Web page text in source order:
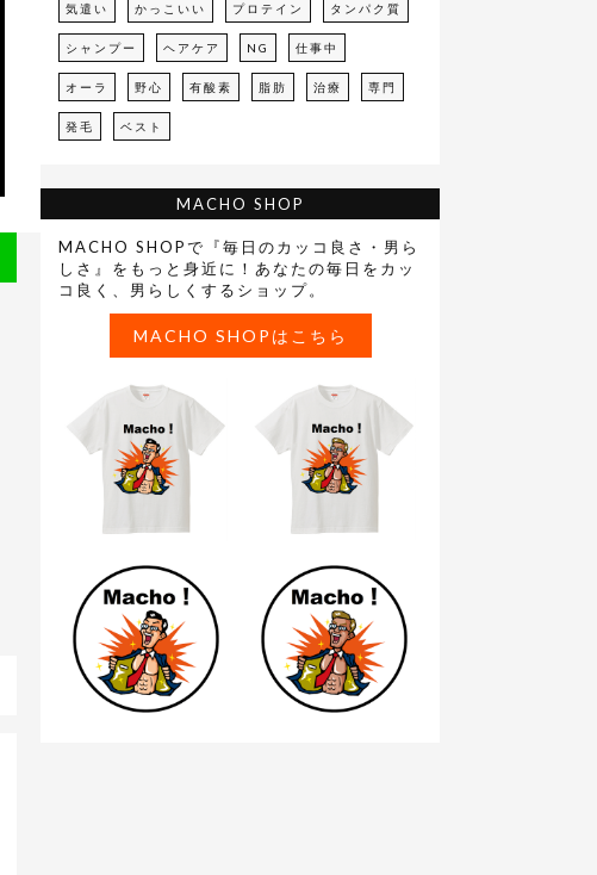
気遣い かっこいい プロテイン タンパク質
シャンプー ヘアケア NG 仕事中
オーラ 野心 有酸素 脂肪 治療 専門
発毛 ベスト
MACHO SHOP
MACHO SHOPで『毎日のカッコ良さ・男ら
しさ』をもっと身近に！あなたの毎日をカッ
コ良く、男らしくするショップ。
MACHO SHOPはこちら